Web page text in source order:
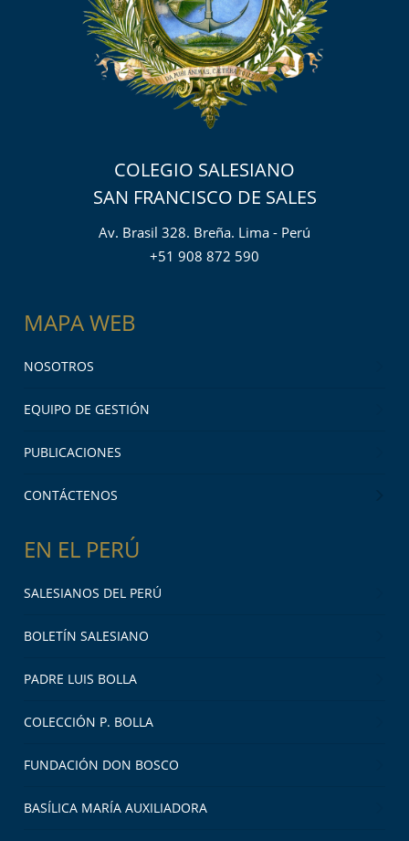
COLEGIO SALESIANO
SAN FRANCISCO DE SALES
Av. Brasil 328. Breña. Lima - Perú
+51 908 872 590
MAPA WEB
NOSOTROS
EQUIPO DE GESTIÓN
PUBLICACIONES
CONTÁCTENOS
EN EL PERÚ
SALESIANOS DEL PERÚ
BOLETÍN SALESIANO
PADRE LUIS BOLLA
COLECCIÓN P. BOLLA
FUNDACIÓN DON BOSCO
BASÍLICA MARÍA AUXILIADORA